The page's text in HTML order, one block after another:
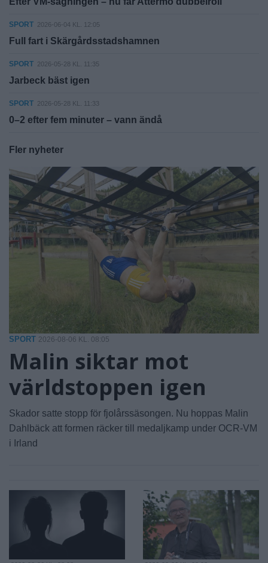
SPORT 2026-06-04 KL. 12:05
Full fart i Skärgårdsstadshamnen
SPORT 2026-05-28 KL. 11:35
Jarbeck bäst igen
SPORT 2026-05-28 KL. 11:33
0–2 efter fem minuter – vann ändå
Fler nyheter
SPORT 2026-08-06 KL. 08:05
Malin siktar mot
världstoppen igen
Skador satte stopp för fjolårssäsongen. Nu hoppas Malin
Dahlbäck att formen räcker till medaljkamp under OCR-VM
i Irland